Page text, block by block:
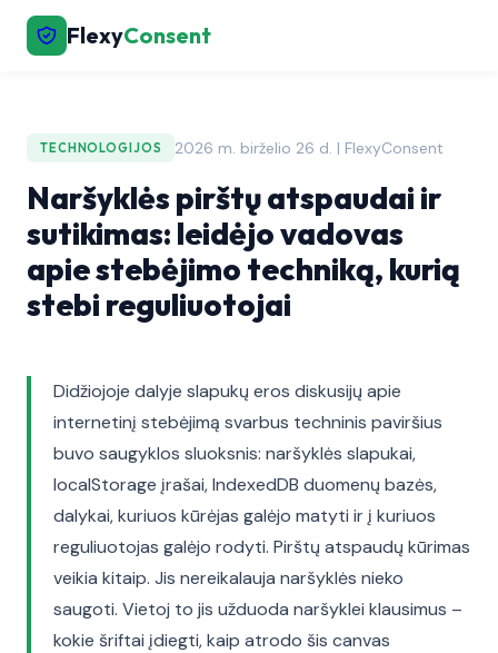
FlexyConsent
TECHNOLOGIJOS 2026 m. birželio 26 d. | FlexyConsent
Naršyklės pirštų atspaudai ir
sutikimas: leidėjo vadovas
apie stebėjimo techniką, kurią
stebi reguliuotojai
Didžiojoje dalyje slapukų eros diskusijų apie
internetinį stebėjimą svarbus techninis paviršius
buvo saugyklos sluoksnis: naršyklės slapukai,
localStorage įrašai, IndexedDB duomenų bazės,
dalykai, kuriuos kūrėjas galėjo matyti ir į kuriuos
reguliuotojas galėjo rodyti. Pirštų atspaudų kūrimas
veikia kitaip. Jis nereikalauja naršyklės nieko
saugoti. Vietoj to jis užduoda naršyklei klausimus –
kokie šriftai įdiegti, kaip atrodo šis canvas